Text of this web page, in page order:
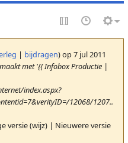
| bijdragen)op 7 jul 2011
met '{{ Infobox Productie |
index.aspx?
12068/1207..
versie (wijz) | Nieuwere versie